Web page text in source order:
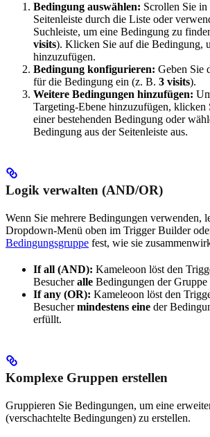
Bedingung auswählen: Scrollen Sie
Seitenleiste durch die Liste oder
Suchleiste, um eine Bedingung zu
visits). Klicken Sie auf die Bedingung,
hinzuzufügen.
Bedingung konfigurieren: Geben Sie
für die Bedingung ein (z. B. 3 visits).
Weitere Bedingungen hinzufügen:
Targeting-Ebene hinzuzufügen, klicken
einer bestehenden Bedingung oder
Bedingung aus der Seitenleiste aus.
Logik verwalten (AND/OR)
Wenn Sie mehrere Bedingungen verwenden,
Dropdown-Menü oben im Trigger Builder
Bedingungsgruppe fest, wie sie
If all (AND): Kameleoon löst den
Besucheralle Bedingungen der
If any (OR): Kameleoon löst den
Besuchermindestens eine der
erfüllt.
Komplexe Gruppen erstellen
Gruppieren Sie Bedingungen, um eine
(verschachtelte Bedingungen) zu erstellen.